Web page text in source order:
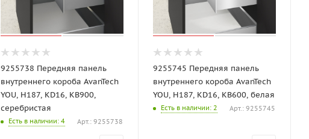
9255738 Передняя панель
внутреннего короба AvanTech
YOU, H187, KD16, KB900,
серебристая
Есть в наличии: 4 Арт.: 9255738
9255745 Передняя панель
внутреннего короба AvanTech
YOU, H187, KD16, KB600, белая
Есть в наличии: 2 Арт.: 9255745